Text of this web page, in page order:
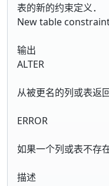
表的新的约束定义．
New table
输出
ALTER
从被更名的列或表返
ERROR
如果一个列或表不存
描述